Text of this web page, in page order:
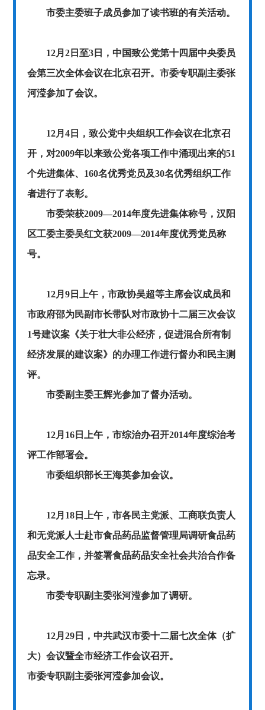
市委主委班子成员参加了读书班的有关活动。
12月 2日至3日，中国致公党第十四届中央委员
会第三次全体会议在北京召开。市委专职副主委张
河滢参加了会议。
12月4日，致公党中央组织工作会议在北京召
开，对2009年以来致公党各项工作中涌现出来的51
个先进集体、160名优秀党员及30名优秀组织工作
者进行了表彰。
市委荣获2009—2014年度先进集体称号，汉阳
区工委主委吴红文获2009—2014年度优秀党员称
号。
12月 9日上午，市政协吴超等主席会议成员和
市政府邵为民副市长带队对市政协十二届三次会议
1号建议案《关于壮大非公经济，促进混合所有制
经济发展的建议案》的办理工作进行督办和民主测
评。
市委副主委王辉光参加了督办活动。
12月16日上午，市综治办召开2014年度综治考
评工作部署会。
市委组织部长王海英参加会议。
12月18日上午， 市各民主党派、工商联负责人
和无党派人士赴市食品药品监督管理局调研食品药
品安全工作，并签署食品药品安全社会共治合作备
忘录。
市委专职副主委张河滢参加了调研。
12月29日，中共武汉市委十二届七次全体（扩
大）会议暨全市经济工作会议召开。
市委专职副主委张河滢参加会议。